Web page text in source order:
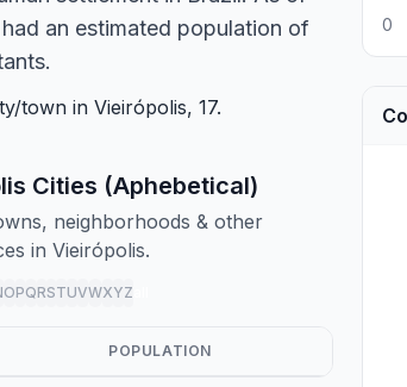
an estimated population of
town in Vieirópolis, 17.
Cities (Aphebetical)
neighborhoods & other
in Vieirópolis.
OPQRSTUVWXYZ
POPULATION
0